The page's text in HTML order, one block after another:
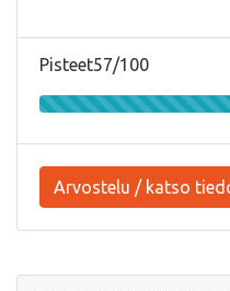
Pisteet57/100
Arvostelu / katso